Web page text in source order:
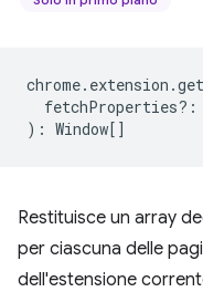
chrome. extension .
fetchProperties? :
) : Window[]
Restituisce un array
per ciascuna delle
dell'estensione